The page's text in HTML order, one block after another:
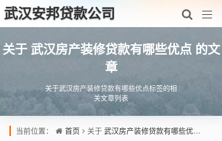
武汉安邦贷款公司
关于 武汉房产装修贷款有哪些优点 的文
章
关于武汉房产装修贷款有哪些优点标签的相
关文章列表
当前位置： 首页 关于武汉房产装修贷款有哪些优点